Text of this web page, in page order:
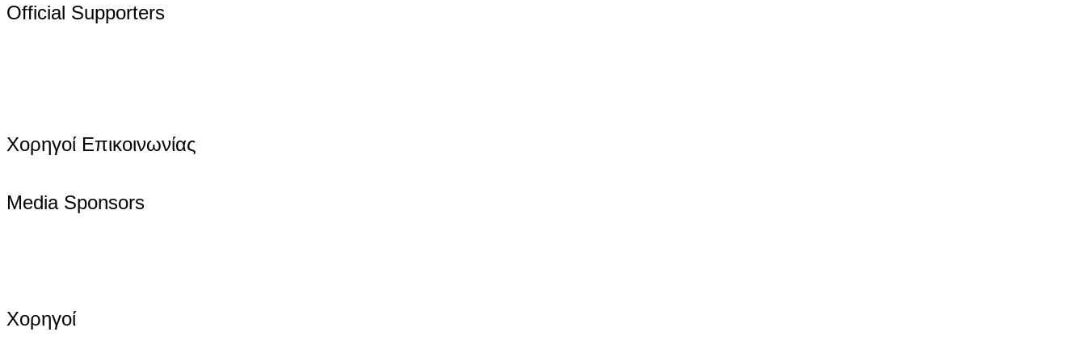
Official Supporters
Χορηγοί Επικοινωνίας
Media Sponsors
Χορηγοί